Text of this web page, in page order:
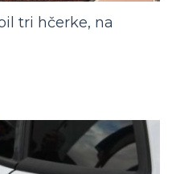
tri hčerke, na